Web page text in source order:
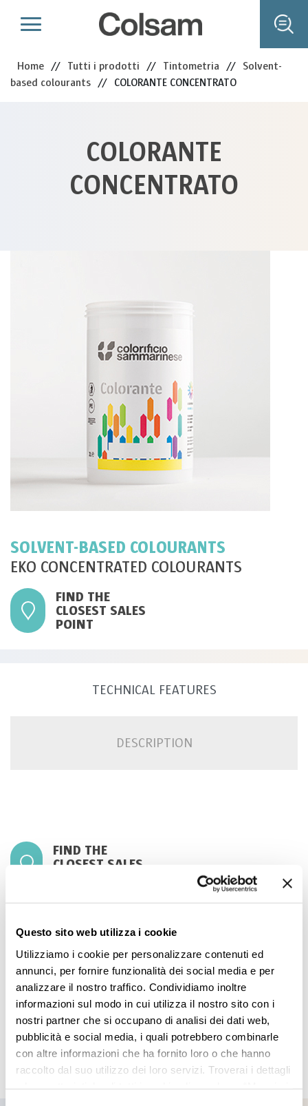
Questo sito web utilizza i cookie
Utilizziamo i cookie per personalizzare contenuti ed
annunci, per fornire funzionalità dei social media e per
analizzare il nostro traffico. Condividiamo inoltre
informazioni sul modo in cui utilizza il nostro sito con i
nostri partner che si occupano di analisi dei dati web,
pubblicità e social media, i quali potrebbero combinarle
con altre informazioni che ha fornito loro o che hanno
raccolto dal suo utilizzo dei loro servizi. Troverai i dettagli
Home // Tutti i prodotti // Tintometria // Solvent-
based colourants // COLORANTE CONCENTRATO
COLORANTE
CONCENTRATO
SOLVENT-BASED COLOURANTS
EKO CONCENTRATED COLOURANTS
FIND THE
CLOSEST SALES
POINT
TECHNICAL FEATURES
DESCRIPTION
FIND THE
CLOSEST SALES